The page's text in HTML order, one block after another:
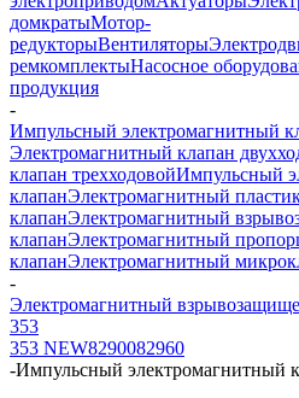
домкратыМотор-
редукторыВентиляторы
ремкомплектыНасосное
продукция
-
Импульсный электромагнитный
Электромагнитный клапан
клапан трехходовойИмпульсный
клапанЭлектромагнитный
клапанЭлектромагнитный
клапанЭлектромагнитный
клапанЭлектромагнитный
-
Электромагнитный
353
353 NEW8290082960
-Импульсный электромагнитный